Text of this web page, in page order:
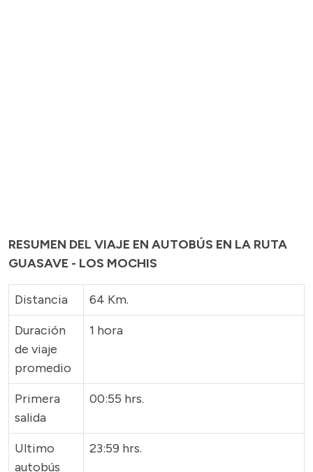
RESUMEN DEL VIAJE EN AUTOBÚS EN LA RUTA
GUASAVE - LOS MOCHIS
Distancia
64 Km.
Duración
de viaje
promedio
1 hora
Primera
salida
00:55 hrs.
Ultimo
autobús
23:59 hrs.